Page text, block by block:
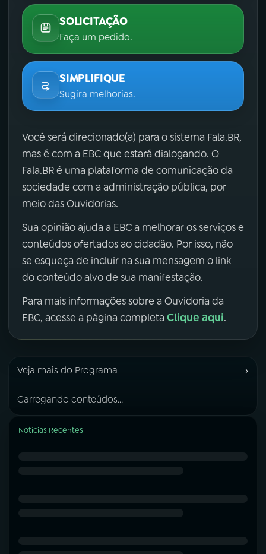
SOLICITAÇÃO
Faça um pedido.
SIMPLIFIQUE
Sugira melhorias.
Você será direcionado(a) para o sistema Fala.BR,
mas é com a EBC que estará dialogando. O
Fala.BR é uma plataforma de comunicação da
sociedade com a administração pública, por
meio das Ouvidorias.
Sua opinião ajuda a EBC a melhorar os serviços e
conteúdos ofertados ao cidadão. Por isso, não
se esqueça de incluir na sua mensagem o link
do conteúdo alvo de sua manifestação.
Para mais informações sobre a Ouvidoria da
EBC, acesse a página completa Clique aqui.
Veja mais do Programa ›
Carregando conteúdos...
Notícias Recentes